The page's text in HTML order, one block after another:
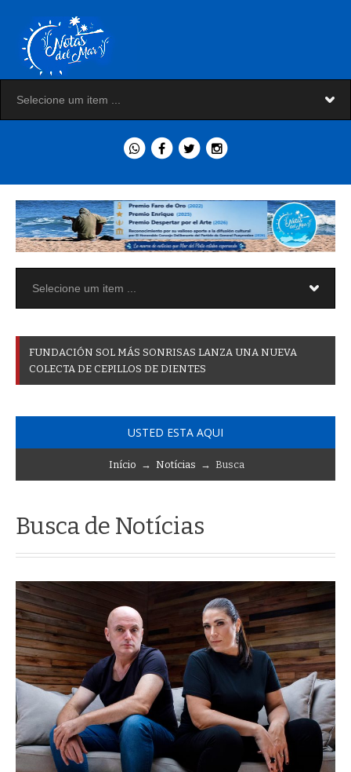
FUNDACIÓN SOL MÁS SONRISAS LANZA UNA NUEVA
COLECTA DE CEPILLOS DE DIENTES
USTED ESTA AQUI
Início → Notícias → Busca
Busca de Notícias